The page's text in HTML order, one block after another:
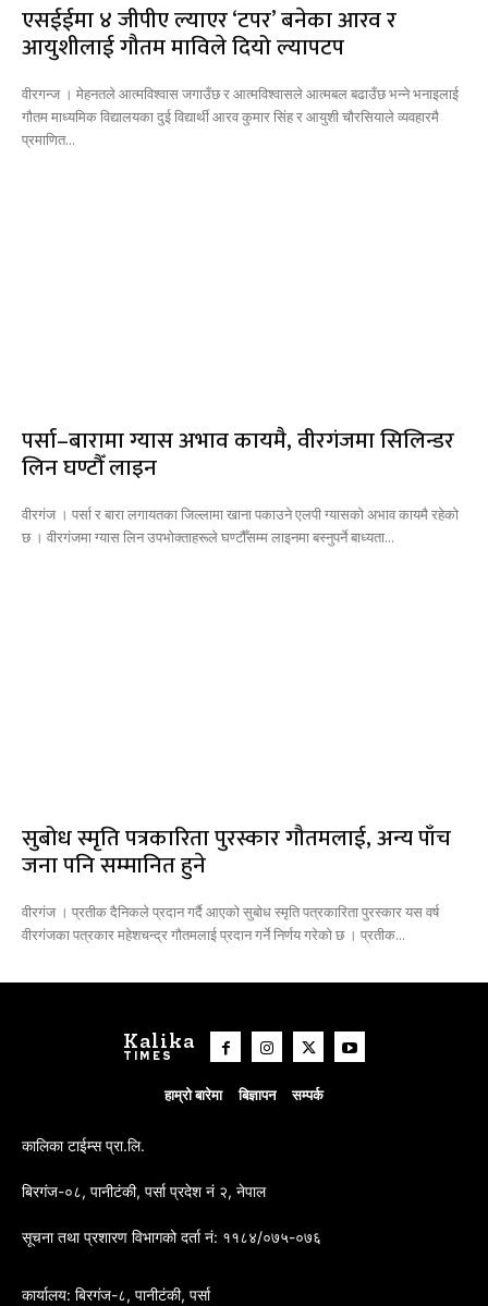
एसईईमा ४ जीपीए ल्याएर ‘टपर’ बनेका आरव र
आयुशीलाई गौतम माविले दियो ल्यापटप
वीरगन्ज । मेहनतले आत्मविश्वास जगाउँछ र आत्मविश्वासले आत्मबल बढाउँछ भन्ने भनाइलाई
गौतम माध्यमिक विद्यालयका दुई विद्यार्थी आरव कुमार सिंह र आयुशी चौरसियाले व्यवहारमै
प्रमाणित...
पर्सा–बारामा ग्यास अभाव कायमै, वीरगंजमा सिलिन्डर
लिन घण्टौँ लाइन
वीरगंज । पर्सा र बारा लगायतका जिल्लामा खाना पकाउने एलपी ग्यासको अभाव कायमै रहेको
छ । वीरगंजमा ग्यास लिन उपभोक्ताहरूले घण्टौँसम्म लाइनमा बस्नुपर्ने बाध्यता...
सुबोध स्मृति पत्रकारिता पुरस्कार गौतमलाई, अन्य पाँच
जना पनि सम्मानित हुने
वीरगंज । प्रतीक दैनिकले प्रदान गर्दै आएको सुबोध स्मृति पत्रकारिता पुरस्कार यस वर्ष
वीरगंजका पत्रकार महेशचन्द्र गौतमलाई प्रदान गर्ने निर्णय गरेको छ । प्रतीक...
Kalika
TIMES
हाम्रो बारेमा बिज्ञापन सम्पर्क
कालिका टाईम्स प्रा.लि.
बिरगंज-०८, पानीटंकी, पर्सा प्रदेश नं २, नेपाल
सूचना तथा प्रशारण विभागको दर्ता नं: ११८४/०७५-०७६
कार्यालय: बिरगंज-८, पानीटंकी, पर्सा